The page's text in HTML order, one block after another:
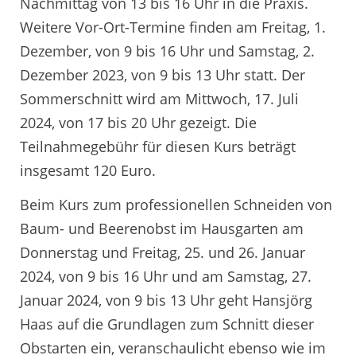
Weitere Vor-Ort-Termine finden am Freitag, 1.
Dezember, von 9 bis 16 Uhr und Samstag, 2.
Dezember 2023, von 9 bis 13 Uhr statt. Der
Sommerschnitt wird am Mittwoch, 17. Juli
2024, von 17 bis 20 Uhr gezeigt. Die
Teilnahmegebühr für diesen Kurs beträgt
insgesamt 120 Euro.
Beim Kurs zum professionellen Schneiden von
Baum- und Beerenobst im Hausgarten am
Donnerstag und Freitag, 25. und 26. Januar
2024, von 9 bis 16 Uhr und am Samstag, 27.
Januar 2024, von 9 bis 13 Uhr geht Hansjörg
Haas auf die Grundlagen zum Schnitt dieser
Obstarten ein, veranschaulicht ebenso wie im